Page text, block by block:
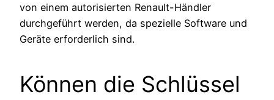
von einem autorisierten Renault-Händler
durchgeführt werden, da spezielle Software und
Geräte erforderlich sind.
Können die Schlüssel